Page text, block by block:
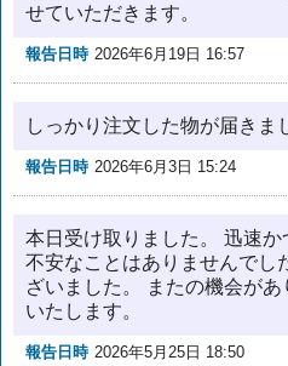
せていただきます。
報告日時 2026年6月19日 16:57
しっかり注文した物が届きま
報告日時 2026年6月3日 15:24
本日受け取りました。 迅速
不安なことはありませんでし
ざいました。 またの機会が
いたします。
報告日時 2026年5月25日 18:50